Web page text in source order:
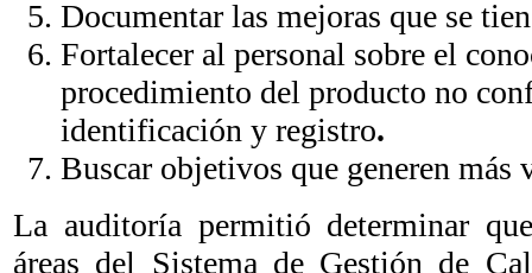
Documentar las mejoras que se
Fortalecer al personal sobre el
procedimiento del producto no
identificación y registro.
Buscar objetivos que generen más
La auditoría permitió determinar
áreas del Sistema de Gestión de